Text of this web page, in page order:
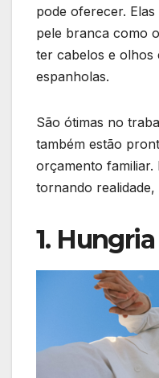
pode oferecer.
pele branca como
ter cabelos e olhos
espanholas.
São ótimas no
também estão
orçamento familiar.
tornando
1. Hungria